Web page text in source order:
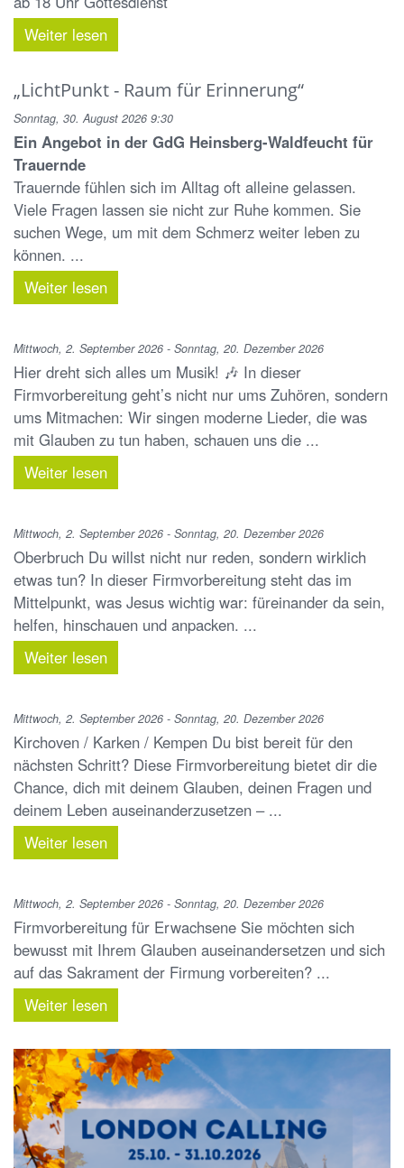
Weiter lesen
„LichtPunkt - Raum für Erinnerung“
Sonntag, 30. August 2026 9:30
Ein Angebot in der GdG Heinsberg-Waldfeucht für
Trauernde
Trauernde fühlen sich im Alltag oft alleine gelassen.
Viele Fragen lassen sie nicht zur Ruhe kommen. Sie
suchen Wege, um mit dem Schmerz weiter leben zu
können. ...
Weiter lesen
Mittwoch, 2. September 2026 - Sonntag, 20. Dezember 2026
Hier dreht sich alles um Musik! 🎶 In dieser
Firmvorbereitung geht’s nicht nur ums Zuhören, sondern
ums Mitmachen: Wir singen moderne Lieder, die was
mit Glauben zu tun haben, schauen uns die ...
Weiter lesen
Mittwoch, 2. September 2026 - Sonntag, 20. Dezember 2026
Oberbruch Du willst nicht nur reden, sondern wirklich
etwas tun? In dieser Firmvorbereitung steht das im
Mittelpunkt, was Jesus wichtig war: füreinander da sein,
helfen, hinschauen und anpacken. ...
Weiter lesen
Mittwoch, 2. September 2026 - Sonntag, 20. Dezember 2026
Kirchoven / Karken / Kempen Du bist bereit für den
nächsten Schritt? Diese Firmvorbereitung bietet dir die
Chance, dich mit deinem Glauben, deinen Fragen und
deinem Leben auseinanderzusetzen – ...
Weiter lesen
Mittwoch, 2. September 2026 - Sonntag, 20. Dezember 2026
Firmvorbereitung für Erwachsene Sie möchten sich
bewusst mit Ihrem Glauben auseinandersetzen und sich
auf das Sakrament der Firmung vorbereiten? ...
Weiter lesen